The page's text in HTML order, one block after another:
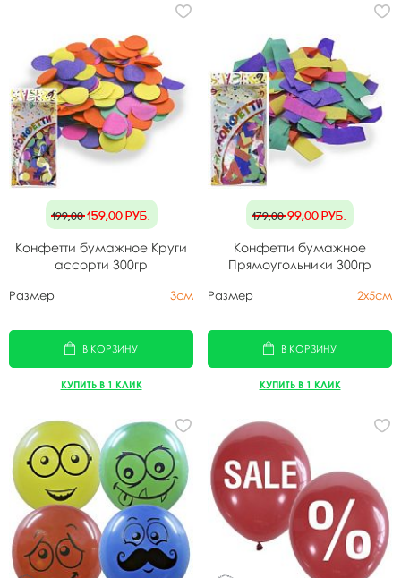
199,00159,00руб.
Конфетти бумажное Круги
ассорти 300гр
Размер 3см
В КОРЗИНУ
КУПИТЬ В 1 КЛИК
179,0099,00руб.
Конфетти бумажное
Прямоугольники 300гр
Размер 2х5см
В КОРЗИНУ
КУПИТЬ В 1 КЛИК